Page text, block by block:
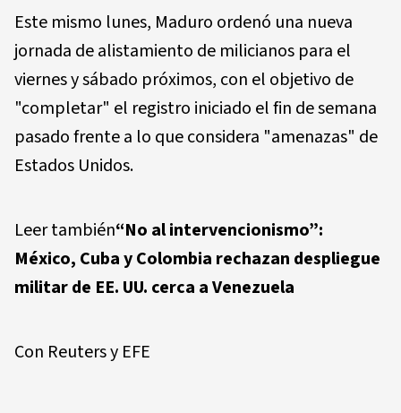
Este mismo lunes, Maduro ordenó una nueva
jornada de alistamiento de milicianos para el
viernes y sábado próximos, con el objetivo de
"completar" el registro iniciado el fin de semana
pasado frente a lo que considera "amenazas" de
Estados Unidos.
Leer también“No al intervencionismo”:
México, Cuba y Colombia rechazan despliegue
militar de EE. UU. cerca a Venezuela
Con Reuters y EFE